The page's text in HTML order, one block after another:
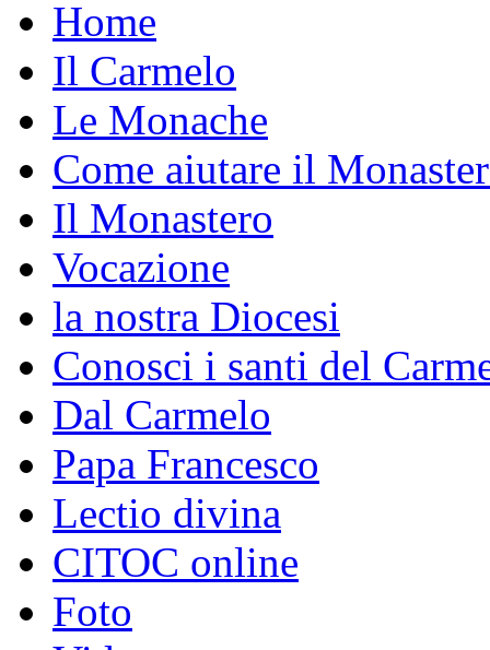
Home
Il Carmelo
Le Monache
Come aiutare il
Il Monastero
Vocazione
la nostra Diocesi
Conosci i santi del
Dal Carmelo
Papa Francesco
Lectio divina
CITOC online
Foto